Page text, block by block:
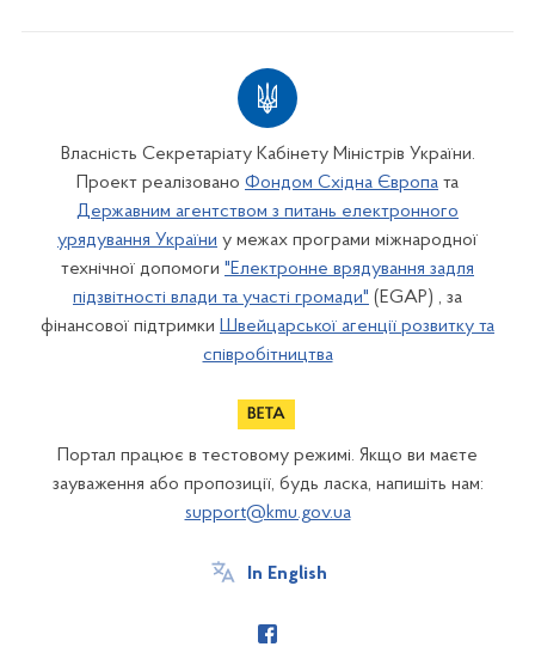
Власність Секретаріату Кабінету Міністрів України.
Проект реалізовано Фондом Східна Європа та
Державним агентством з питань електронного
урядування України у межах програми міжнародної
технічної допомоги "Електронне врядування задля
підзвітності влади та участі громади" (EGAP) , за
фінансової підтримки Швейцарської агенції розвитку та
співробітництва
Портал працює в тестовому режимі. Якщо ви маєте
зауваження або пропозиції, будь ласка, напишіть нам:
support@kmu.gov.ua
In English